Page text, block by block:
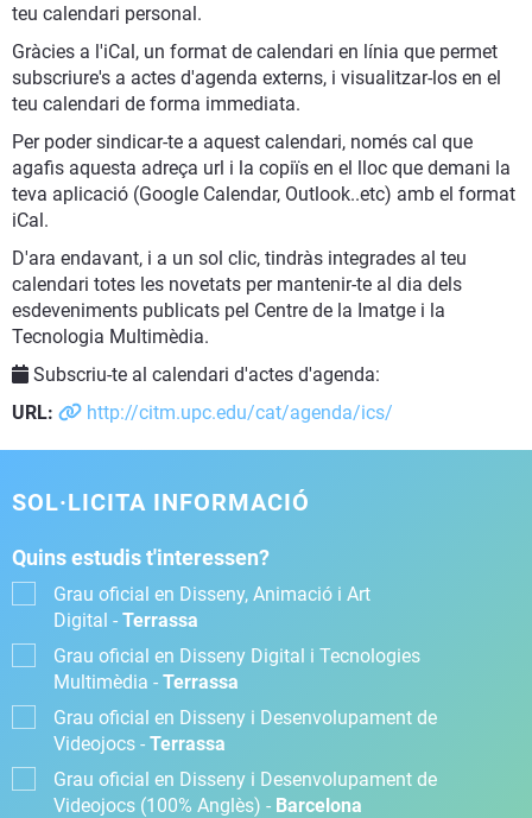
teu calendari personal.
Gràcies a l'iCal, un format de calendari en línia que permet
subscriure's a actes d'agenda externs, i visualitzar-los en el
teu calendari de forma immediata.
Per poder sindicar-te a aquest calendari, només cal que
agafis aquesta adreça url i la copiïs en el lloc que demani la
teva aplicació (Google Calendar, Outlook..etc) amb el format
iCal.
D'ara endavant, i a un sol clic, tindràs integrades al teu
calendari totes les novetats per mantenir-te al dia dels
esdeveniments publicats pel Centre de la Imatge i la
Tecnologia Multimèdia.
Subscriu-te al calendari d'actes d'agenda:
URL:
http://citm.upc.edu/cat/agenda/ics/
SOL·LICITA INFORMACIÓ
Quins estudis t'interessen?
Grau oficial en Disseny, Animació i Art
Digital - Terrassa
Grau oficial en Disseny Digital i Tecnologies
Multimèdia - Terrassa
Grau oficial en Disseny i Desenvolupament de
Videojocs - Terrassa
Grau oficial en Disseny i Desenvolupament de
Videojocs (100% Anglès) - Barcelona